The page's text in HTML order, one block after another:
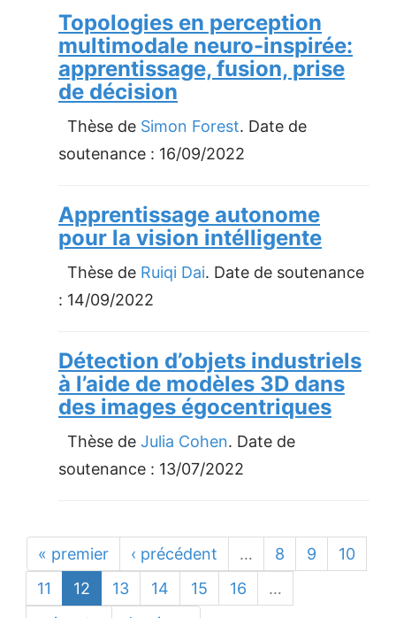
Topologies en perception
multimodale neuro-inspirée:
apprentissage, fusion, prise
de décision
Thèse de Simon Forest. Date de
soutenance : 16/09/2022
Apprentissage autonome
pour la vision intélligente
Thèse de Ruiqi Dai. Date de soutenance
: 14/09/2022
Détection d’objets industriels
à l’aide de modèles 3D dans
des images égocentriques
Thèse de Julia Cohen. Date de
soutenance : 13/07/2022
« premier ‹ précédent … 8 9
10
11
12 13 14 15 16
…